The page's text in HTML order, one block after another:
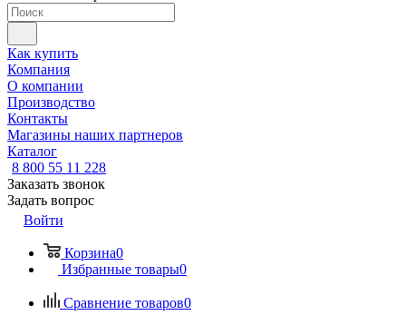
Как купить
Компания
О компании
Производство
Контакты
Магазины наших партнеров
Каталог
8 800 55 11 228
Заказать звонок
Задать вопрос
Войти
Корзина0
Избранные товары0
Сравнение товаров0